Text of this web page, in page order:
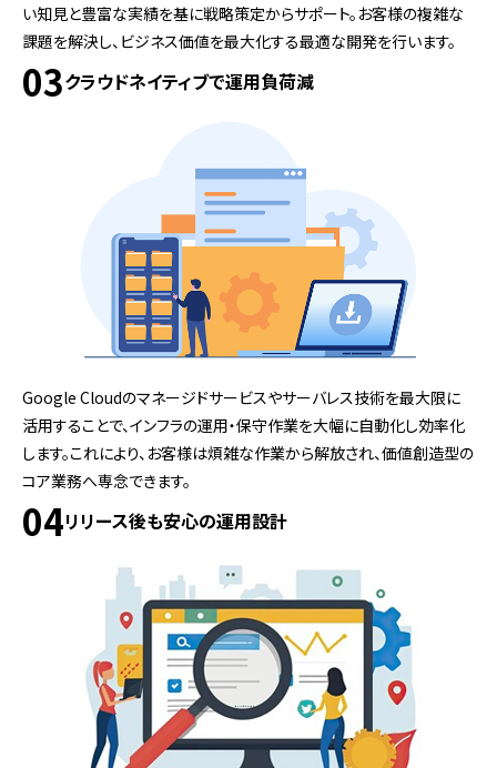
い知見と豊富な実績を基に戦略策定からサポート。お客様の複雑な
課題を解決し、ビジネス価値を最大化する最適な開発を行います。
03クラウドネイティブで運用負荷減
Google Cloudのマネージドサービスやサーバレス技術を最大限に
活用することで、インフラの運用・保守作業を大幅に自動化し効率化
します。これにより、お客様は煩雑な作業から解放され、価値創造型の
コア業務へ専念できます。
04リリース後も安心の運用設計